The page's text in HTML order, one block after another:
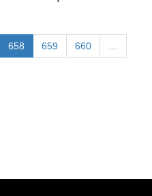
658 659 660 …